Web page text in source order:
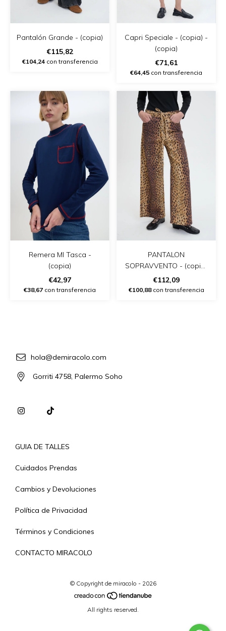
Pantalón Grande - (copia)
€115,82
€104,24con transferencia
Capri Speciale - (copia) -
(copia)
€71,61
€64,45 con transferencia
Remera Ml Tasca -
(copia)
€42,97
€38,67 con transferencia
PANTALON
SOPRAVVENTO - (copia)
- (copia)
€112,09
€100,88con transferencia
hola@demiracolo.com
Gorriti 4758, Palermo Soho
GUIA DE TALLES
Cuidados Prendas
Cambios y Devoluciones
Política de Privacidad
Términos y Condiciones
CONTACTO MIRACOLO
© Copyright de miracolo - 2026
All rights reserved.